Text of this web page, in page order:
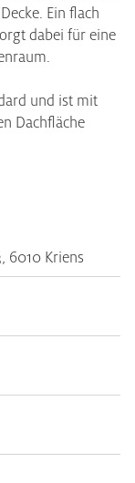
Ein flach
dabei für eine
und ist mit
Dachfläche
6010 Kriens